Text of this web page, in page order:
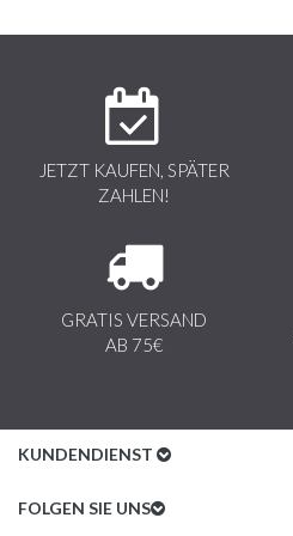
JETZT KAUFEN, SPÄTER
ZAHLEN!
GRATIS VERSAND
AB 75€
KUNDENDIENST
Kundenservice
FOLGEN SIE UNS